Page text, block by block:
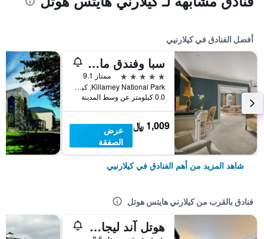
أفضل الفنادق في كيلارنيي
سبا وفندق ماكروس بارك
5 نجوم
ممتاز 9.1
Killarney National Park, كيلارنيي, أيرلندا
0.0 كيلومتر عن وسط المدينة
1,009 ﷼
عرض
الصفقة
شاهد المزيد من أهم الفنادق في كيلارنيي
فنادق بالقرب من كيلارني هايتس هوتل
هوتل آند ليجار سنتر كيلارني